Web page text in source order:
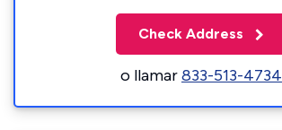
Check Address
o llamar833-513-4734